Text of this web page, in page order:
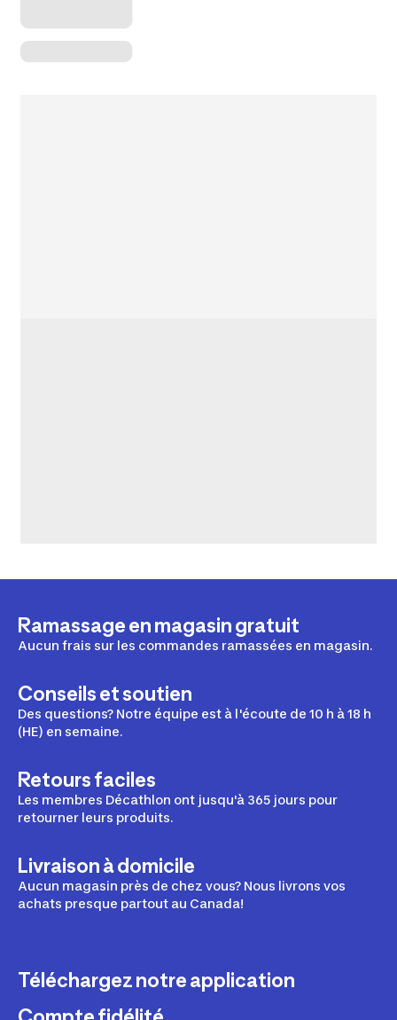
Ramassage en magasin gratuit
Aucun frais sur les commandes ramassées en magasin.
Conseils et soutien
Des questions? Notre équipe est à l'écoute de 10 h à 18 h
(HE) en semaine.
Retours faciles
Les membres Décathlon ont jusqu'à 365 jours pour
retourner leurs produits.
Livraison à domicile
Aucun magasin près de chez vous? Nous livrons vos
achats presque partout au Canada!
Téléchargez notre application